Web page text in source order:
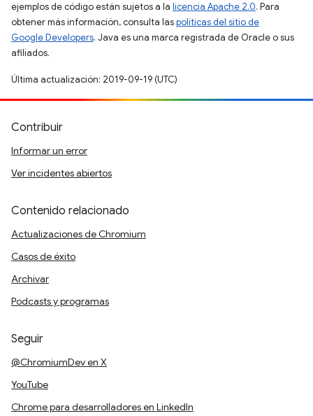
ejemplos de código están sujetos a la licencia Apache 2.0. Para
obtener más información, consulta laspolíticas del sitio de
Google Developers. Java es una marca registrada de Oracle o sus
afiliados.
Última actualización: 2019-09-19 (UTC)
Contribuir
Informar un error
Ver incidentes abiertos
Contenido relacionado
Actualizaciones de Chromium
Casos de éxito
Archivar
Podcasts y programas
Seguir
@ChromiumDev en X
YouTube
Chrome para desarrolladores en LinkedIn